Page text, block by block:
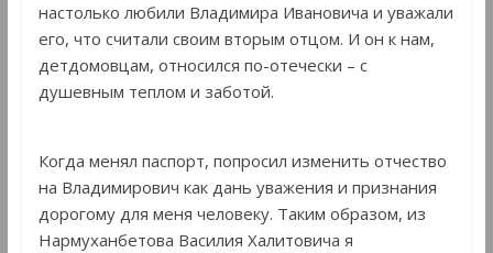
настолько любили Владимира Ивановича и уважали
его, что считали своим вторым отцом. И он к нам,
детдомовцам, относился по-отечески – с
душевным теплом и заботой.
Когда менял паспорт, попросил изменить отчество
на Владимирович как дань уважения и признания
дорогому для меня человеку. Таким образом, из
Нармуханбетова Василия Халитовича я